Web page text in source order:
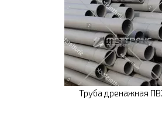
Труба дренажная